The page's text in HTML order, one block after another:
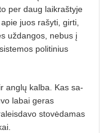
per daug laikraštyje
juos rašyti, gir­ti,
uždangos, nebus į
politinius
anglų kalba. Kas sa­
labai geras
stovėdamas